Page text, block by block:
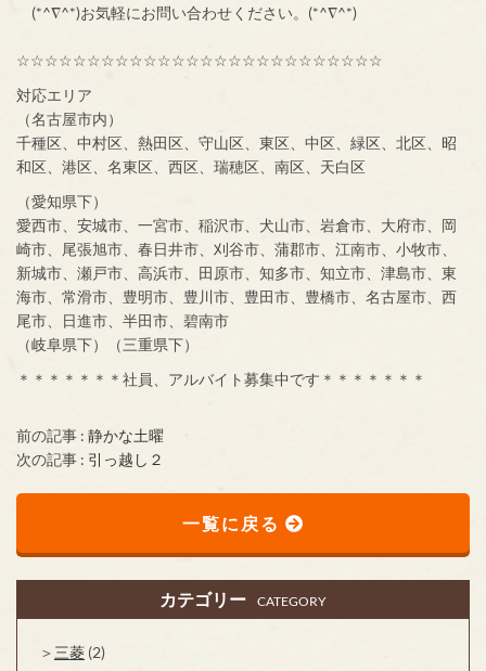
(*^∇^*)お気軽にお問い合わせください。(*^∇^*)
☆☆☆☆☆☆☆☆☆☆☆☆☆☆☆☆☆☆☆☆☆☆☆☆☆☆
対応エリア
（名古屋市内）
千種区、中村区、熱田区、守山区、東区、中区、緑区、北区、昭
和区、港区、名東区、西区、瑞穂区、南区、天白区
（愛知県下）
愛西市、安城市、一宮市、稲沢市、犬山市、岩倉市、大府市、岡
崎市、尾張旭市、春日井市、刈谷市、蒲郡市、江南市、小牧市、
新城市、瀬戸市、高浜市、田原市、知多市、知立市、津島市、東
海市、常滑市、豊明市、豊川市、豊田市、豊橋市、名古屋市、西
尾市、日進市、半田市、碧南市
（岐阜県下）（三重県下）
＊＊＊＊＊＊＊社員、アルバイト募集中です＊＊＊＊＊＊＊
前の記事 : 静かな土曜
次の記事 : 引っ越し２
一覧に戻る
カテゴリー CATEGORY
三菱 (2)